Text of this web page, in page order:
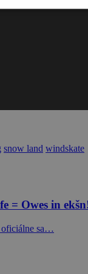
snow land windskate
= Owes in
oficiálne sa…